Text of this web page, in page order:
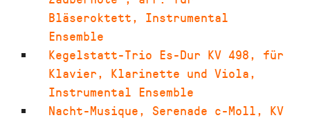
Bläseroktett, Instrumental
Ensemble
Kegelstatt-Trio Es-Dur KV 498, für
Klavier, Klarinette und Viola,
Instrumental Ensemble
Nacht-Musique, Serenade c-Moll, KV